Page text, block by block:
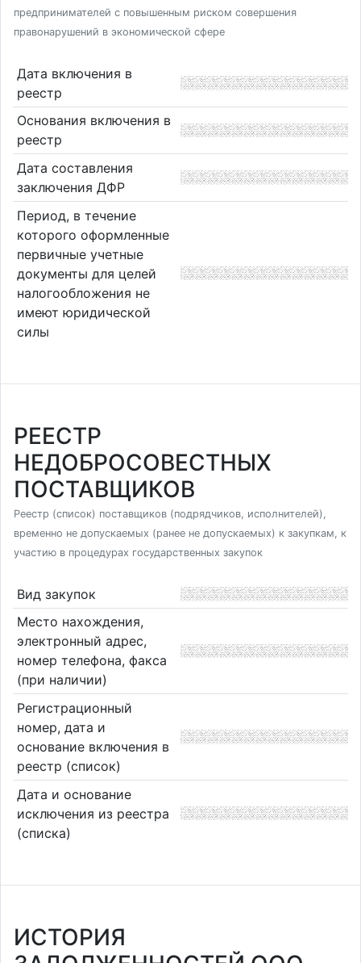
предпринимателей с повышенным риском совершения
правонарушений в экономической сфере
Дата включения в
реестр
Основания включения в
реестр
Дата составления
заключения ДФР
Период, в течение
которого оформленные
первичные учетные
документы для целей
налогообложения не
имеют юридической
силы
РЕЕСТР
НЕДОБРОСОВЕСТНЫХ
ПОСТАВЩИКОВ
Реестр (список) поставщиков (подрядчиков, исполнителей),
временно не допускаемых (ранее не допускаемых) к закупкам, к
участию в процедурах государственных закупок
Вид закупок
Место нахождения,
электронный адрес,
номер телефона, факса
(при наличии)
Регистрационный
номер, дата и
основание включения в
реестр (список)
Дата и основание
исключения из реестра
(списка)
ИСТОРИЯ